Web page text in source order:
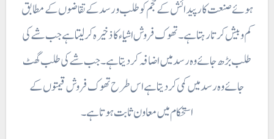
ہوئے صنعت کار پیدائش کے حجم کو طلب و رسد کے تقاضوں کے مطابق
کم و بیش کرتا رہتا ہے۔ تھوک فروش اشیاء کا ذخیرہ کر لیتا ہے جب شے کی
طلب بڑھ جائے وہ رسد میں اضافہ کر دیتا ہے۔ جب شے کی طلب گھٹ
جائے وہ رسد میں کمی کر دیتا ہے اس طرح تھوک فروش قیمتوں کے
استحکام میں معاون ثابت ہوتا ہے۔